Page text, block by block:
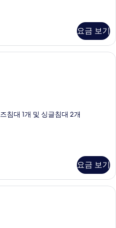
요금 보기
쿼드룸 | 미니바, 객실 내 금고, 책상, 암
침대 1개 및 싱글침대 2개
요금 보기
슈피리어룸, 발코니 | 미니바, 객실 내